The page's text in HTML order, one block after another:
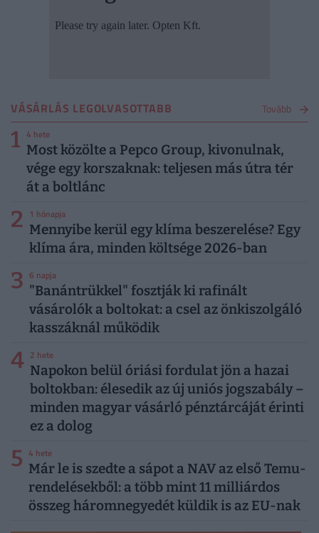
VÁSÁRLÁS LEGOLVASOTTABB Tovább
1 4 hete
Most közölte a Pepco Group, kivonulnak,
vége egy korszaknak: teljesen más útra tér
át a boltlánc
2 1 hónapja
Mennyibe kerül egy klíma beszerelése? Egy
klíma ára, minden költsége 2026-ban
3 6 napja
"Banántrükkel" fosztják ki rafinált
vásárolók a boltokat: a csel az önkiszolgáló
kasszáknál működik
4 2 hete
Napokon belül óriási fordulat jön a hazai
boltokban: élesedik az új uniós jogszabály –
minden magyar vásárló pénztárcáját érinti
ez a dolog
5 4 hete
Már le is szedte a sápot a NAV az első Temu-
rendelésekből: a több mint 11 milliárdos
összeg háromnegyedét küldik is az EU-nak